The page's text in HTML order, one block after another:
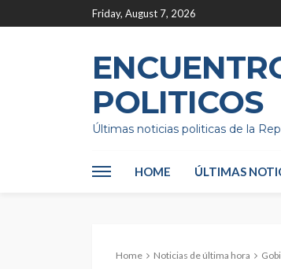
Friday, August 7, 2026
POLITICOS
Últimas noticias politicas de la
HOME ÚLTIMAS
Home Noticias de última hora